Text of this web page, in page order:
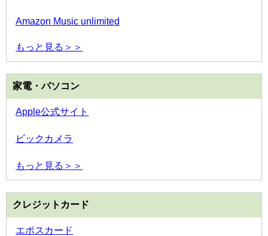
Amazon Music unlimited
もっと見る＞＞
家電・パソコン
Apple公式サイト
ビックカメラ
もっと見る＞＞
クレジットカード
エポスカード